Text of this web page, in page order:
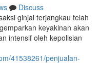
Discuss
ginjal terjangkau telah
keyakinan akan
intensif oleh kepolisian
41538261/penjualan-